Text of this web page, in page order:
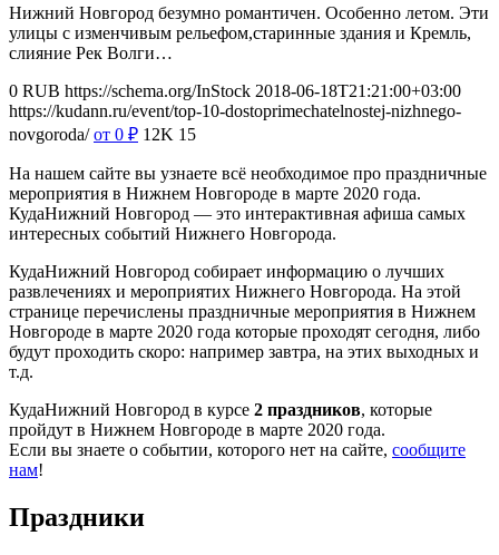
Нижний Новгород безумно романтичен. Особенно летом. Эти
улицы с изменчивым рельефом,старинные здания и Кремль,
слияние Рек Волги…
0 RUB https://schema.org/InStock 2018-06-18T21:21:00+03:00
https://kudann.ru/event/top-10-dostoprimechatelnostej-nizhnego-
novgoroda/ от 0 ₽ 12K 15
На нашем сайте вы узнаете всё необходимое про праздничные
мероприятия в Нижнем Новгороде в марте 2020 года.
КудаНижний Новгород — это интерактивная афиша самых
интересных событий Нижнего Новгорода.
КудаНижний Новгород собирает информацию о лучших
развлечениях и мероприятих Нижнего Новгорода. На этой
странице перечислены праздничные мероприятия в Нижнем
Новгороде в марте 2020 года которые проходят сегодня, либо
будут проходить скоро: например завтра, на этих выходных и
т.д.
КудаНижний Новгород в курсе 2 праздников, которые
пройдут в Нижнем Новгороде в марте 2020 года.
Если вы знаете о событии, которого нет на сайте, сообщите
нам!
Праздники